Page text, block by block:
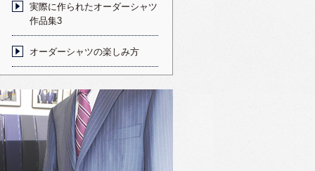
実際に作られたオーダーシャツ
作品集3
オーダーシャツの楽しみ方